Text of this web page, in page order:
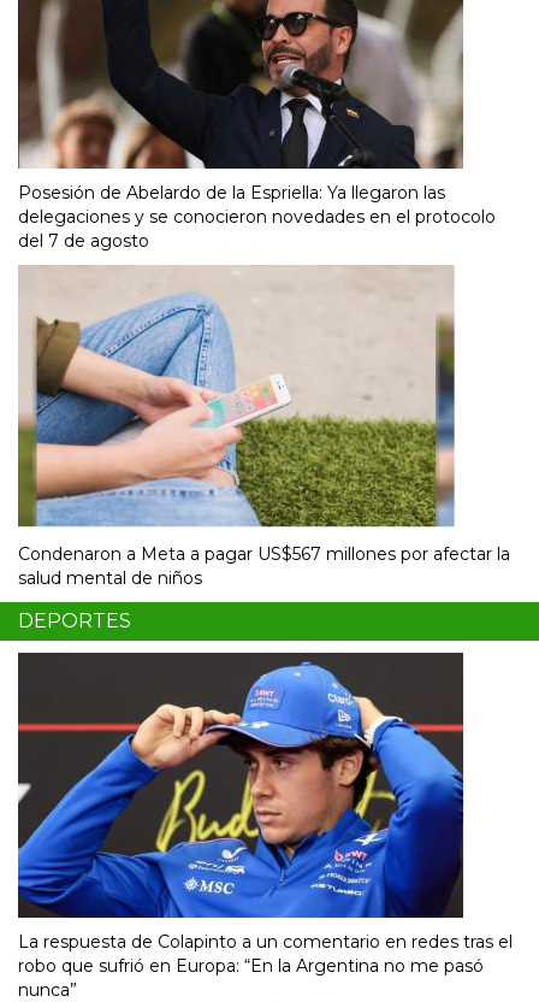
Posesión de Abelardo de la Espriella: Ya llegaron las
delegaciones y se conocieron novedades en el protocolo
del 7 de agosto
Condenaron a Meta a pagar US$567 millones por afectar la
salud mental de niños
DEPORTES
La respuesta de Colapinto a un comentario en redes tras el
robo que sufrió en Europa: “En la Argentina no me pasó
nunca”